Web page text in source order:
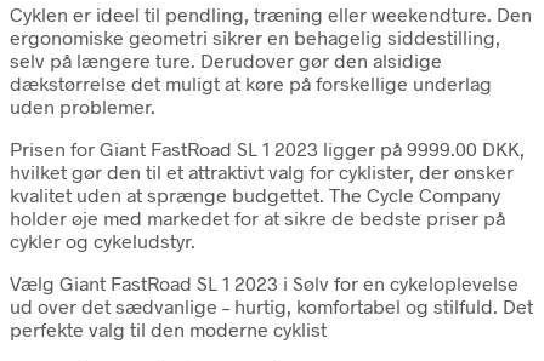
Cyklen er ideel til pendling, træning eller weekendture. Den
ergonomiske geometri sikrer en behagelig siddestilling,
selv på længere ture. Derudover gør den alsidige
dækstørrelse det muligt at køre på forskellige underlag
uden problemer.
Prisen for Giant FastRoad SL 1 2023 ligger på 9999.00 DKK,
hvilket gør den til et attraktivt valg for cyklister, der ønsker
kvalitet uden at sprænge budgettet. The Cycle Company
holder øje med markedet for at sikre de bedste priser på
cykler og cykeludstyr.
Vælg Giant FastRoad SL 1 2023 i Sølv for en cykeloplevelse
ud over det sædvanlige – hurtig, komfortabel og stilfuld. Det
perfekte valg til den moderne cyklist